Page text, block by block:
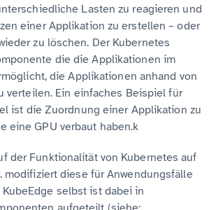
Lasten zu reagieren und
einer Applikation zu erstellen – oder
zu löschen. Der Kubernetes
die die Applikationen im
die Applikationen anhand von
verteilen. Ein einfaches Beispiel für
ist die Zuordnung einer Applikation zu
eine GPU verbaut haben.k
der Funktionalität von Kubernetes auf
modifiziert diese für Anwendungsfälle
selbst ist dabei in